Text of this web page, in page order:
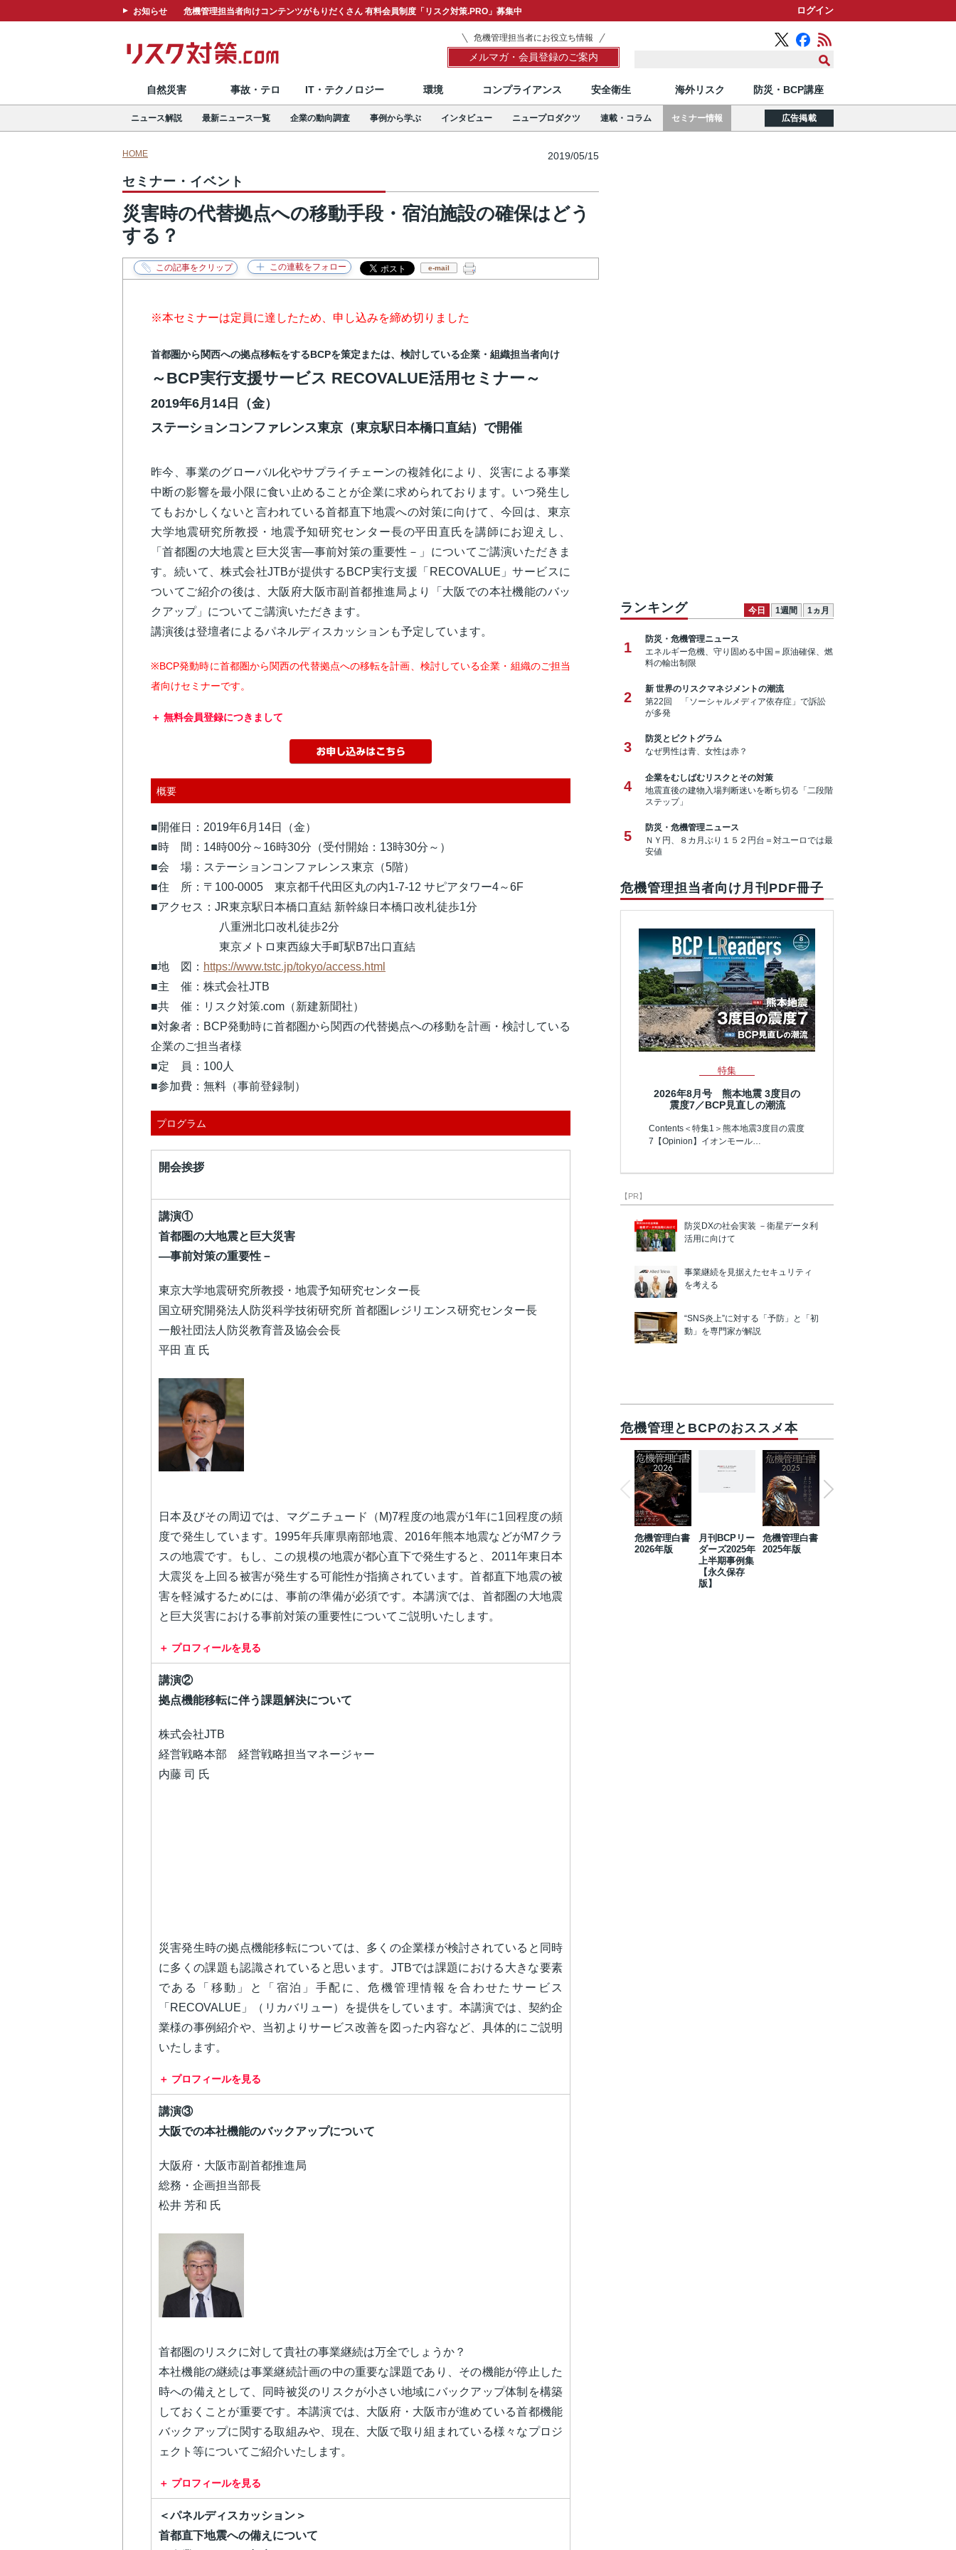
お知らせ 危機管理担当者向けコンテンツがもりだくさん 有料会員制度「リスク対策.PRO」募集中 ログイン
危機管理担当者にお役立ち情報
メルマガ・会員登録のご案内
自然災害 事故・テロ IT・テクノロジー 環境 コンプライアンス 安全衛生 海外リスク 防災・BCP講座
ニュース解説 最新ニュース一覧 企業の動向調査 事例から学ぶ インタビュー ニュープロダクツ 連載・コラム セミナー情報 広告掲載
HOME 2019/05/15
セミナー・イベント
災害時の代替拠点への移動手段・宿泊施設の確保はどう
する？
e-mail
※本セミナーは定員に達したため、申し込みを締め切りました
首都圏から関西への拠点移転をするBCPを策定または、検討している企業・組織担当者向け
～BCP実行支援サービス RECOVALUE活用セミナー～
2019年6月14日（金）
ステーションコンファレンス東京（東京駅日本橋口直結）で開催
昨今、事業のグローバル化やサプライチェーンの複雑化により、災害による事業
中断の影響を最小限に食い止めることが企業に求められております。いつ発生し
てもおかしくないと言われている首都直下地震への対策に向けて、今回は、東京
大学地震研究所教授・地震予知研究センター長の平田直氏を講師にお迎えし、
「首都圏の大地震と巨大災害―事前対策の重要性－」についてご講演いただきま
す。続いて、株式会社JTBが提供するBCP実行支援「RECOVALUE」サービスに
ついてご紹介の後は、大阪府大阪市副首都推進局より「大阪での本社機能のバッ
クアップ」についてご講演いただきます。
講演後は登壇者によるパネルディスカッションも予定しています。
※BCP発動時に首都圏から関西の代替拠点への移転を計画、検討している企業・組織のご担当
者向けセミナーです。
無料会員登録につきまして
概要
■開催日：2019年6月14日（金）
■時 間：14時00分～16時30分（受付開始：13時30分～）
■会 場：ステーションコンファレンス東京（5階）
■住 所：〒100-0005 東京都千代田区丸の内1-7-12 サピアタワー4～6F
■アクセス：JR東京駅日本橋口直結 新幹線日本橋口改札徒歩1分
八重洲北口改札徒歩2分
東京メトロ東西線大手町駅B7出口直結
■地 図： https://www.tstc.jp/tokyo/access.html
■主 催：株式会社JTB
■共 催：リスク対策.com（新建新聞社）
■対象者：BCP発動時に首都圏から関西の代替拠点への移動を計画・検討している
企業のご担当者様
■定 員：100人
■参加費：無料（事前登録制）
プログラム
開会挨拶
講演①
首都圏の大地震と巨大災害
―事前対策の重要性－
東京大学地震研究所教授・地震予知研究センター長
国立研究開発法人防災科学技術研究所 首都圏レジリエンス研究センター長
一般社団法人防災教育普及協会会長
平田 直 氏
日本及びその周辺では、マグニチュード（M)7程度の地震が1年に1回程度の頻
度で発生しています。1995年兵庫県南部地震、2016年熊本地震などがM7クラ
スの地震です。もし、この規模の地震が都心直下で発生すると、2011年東日本
大震災を上回る被害が発生する可能性が指摘されています。首都直下地震の被
害を軽減するためには、事前の準備が必須です。本講演では、首都圏の大地震
と巨大災害における事前対策の重要性についてご説明いたします。
プロフィールを見る
講演②
拠点機能移転に伴う課題解決について
株式会社JTB
経営戦略本部 経営戦略担当マネージャー
内藤 司 氏
災害発生時の拠点機能移転については、多くの企業様が検討されていると同時
に多くの課題も認識されていると思います。JTBでは課題における大きな要素
である「移動」と「宿泊」手配に、危機管理情報を合わせたサービス
「RECOVALUE」（リカバリュー）を提供をしています。本講演では、契約企
業様の事例紹介や、当初よりサービス改善を図った内容など、具体的にご説明
いたします。
プロフィールを見る
講演③
大阪での本社機能のバックアップについて
大阪府・大阪市副首都推進局
総務・企画担当部長
松井 芳和 氏
首都圏のリスクに対して貴社の事業継続は万全でしょうか？
本社機能の継続は事業継続計画の中の重要な課題であり、その機能が停止した
時への備えとして、同時被災のリスクが小さい地域にバックアップ体制を構築
しておくことが重要です。本講演では、大阪府・大阪市が進めている首都機能
バックアップに関する取組みや、現在、大阪で取り組まれている様々なプロジ
ェクト等についてご紹介いたします。
プロフィールを見る
＜パネルディスカッション＞
首都直下地震への備えについて
ランキング 今日 1週間 1ヵ月
1
防災・危機管理ニュース
エネルギー危機、守り固める中国＝原油確保、燃
料の輸出制限
2
新 世界のリスクマネジメントの潮流
第22回 「ソーシャルメディア依存症」で訴訟
が多発
3
防災とピクトグラム
なぜ男性は青、女性は赤？
4
企業をむしばむリスクとその対策
地震直後の建物入場判断迷いを断ち切る「二段階
ステップ」
5
防災・危機管理ニュース
ＮＹ円、８カ月ぶり１５２円台＝対ユーロでは最
安値
危機管理担当者向け月刊PDF冊子
特集
2026年8月号 熊本地震 3度目の
震度7／BCP見直しの潮流
Contents＜特集1＞熊本地震3度目の震度
7【Opinion】イオンモール…
【PR】
防災DXの社会実装 －衛星データ利
活用に向けて
事業継続を見据えたセキュリティ
を考える
“SNS炎上”に対する「予防」と「初
動」を専門家が解説
危機管理とBCPのおススメ本
危機管理白書
2026年版
月刊BCPリー
ダーズ2025年
上半期事例集
【永久保存
版】
危機管理白書
2025年版